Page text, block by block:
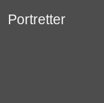
Portretter